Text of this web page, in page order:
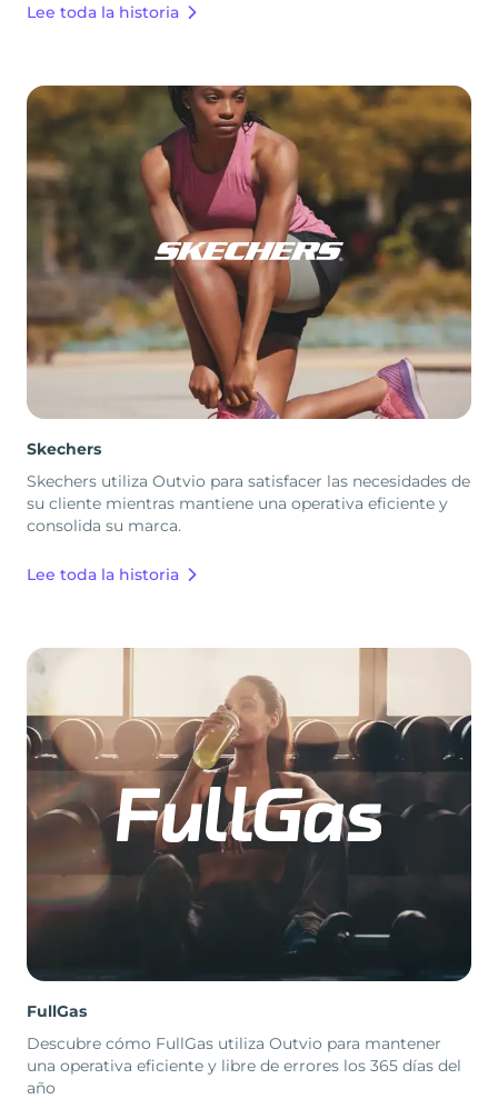
Lee toda la historia
Skechers
Skechers utiliza Outvio para satisfacer las necesidades de
su cliente mientras mantiene una operativa eficiente y
consolida su marca.
Lee toda la historia
FullGas
Descubre cómo FullGas utiliza Outvio para mantener
una operativa eficiente y libre de errores los 365 días del
año